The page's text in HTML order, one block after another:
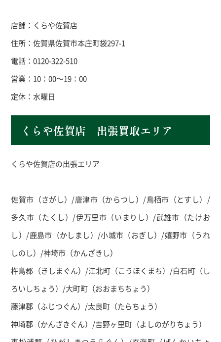
店舗：くらや佐賀店
住所：佐賀県佐賀市本庄町袋297-1
電話：0120-322-510
営業：10：00～19：00
定休：水曜日
くらや佐賀店 出張買取エリア
くらや佐賀店の出張エリア
佐賀市（さがし）/唐津市（からつし）/鳥栖市（とすし）/
多久市（たくし）/伊万里市（いまりし）/武雄市（たけお
し）/鹿島市（かしまし）/小城市（おぎし）/嬉野市（うれ
しのし）/神埼市（かんざきし）
杵島郡（きしまぐん）/江北町（こうほくまち）/白石町（し
ろいしちょう）/大町町（おおまちちょう）
藤津郡（ふじつぐん）/太良町（たらちょう）
神埼郡（かんざきぐん）/吉野ヶ里町（よしのがりちょう）